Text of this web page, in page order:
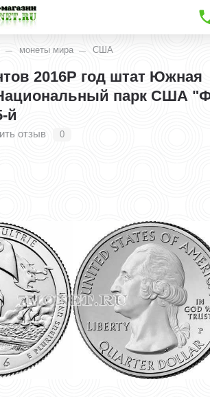
монеты мира США
2016Р год штат Южная
парк США
й
отзыв 0